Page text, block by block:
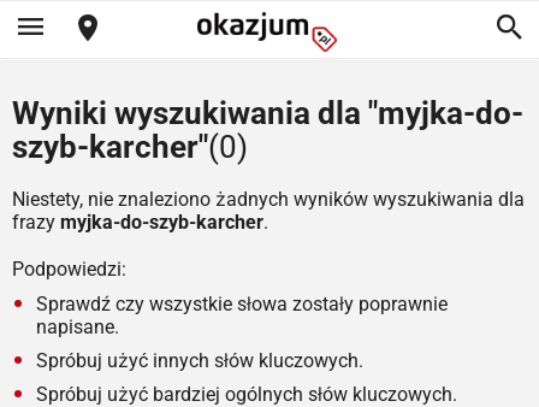
Wyniki wyszukiwania dla "myjka-do-
szyb-karcher"(0)
Niestety, nie znaleziono żadnych wyników wyszukiwania dla
frazy myjka-do-szyb-karcher.
Podpowiedzi:
Sprawdź czy wszystkie słowa zostały poprawnie
napisane.
Spróbuj użyć innych słów kluczowych.
Spróbuj użyć bardziej ogólnych słów kluczowych.